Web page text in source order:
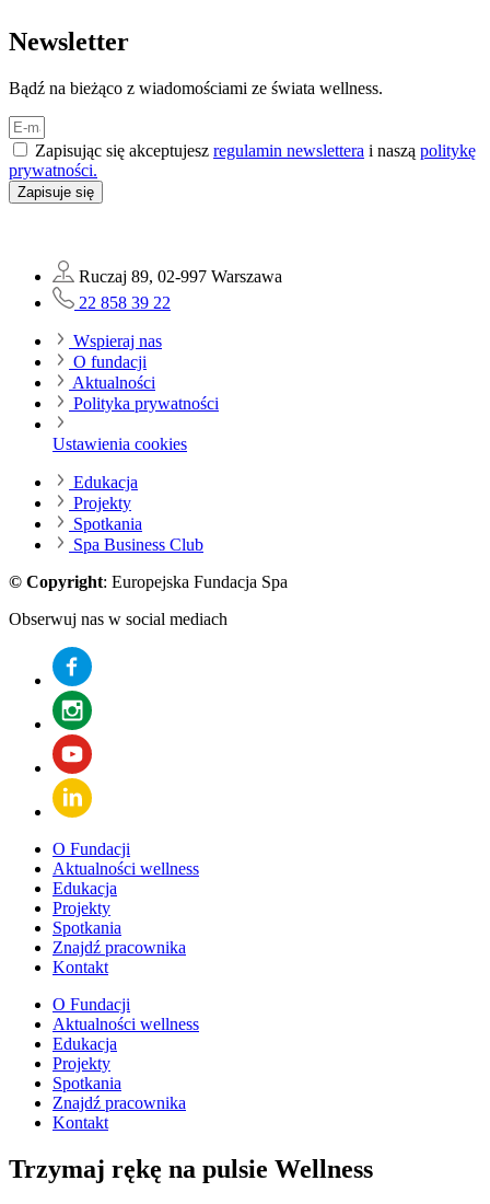
Newsletter
Bądź na bieżąco z wiadomościami ze świata wellness.
Zapisując się akceptujesz regulamin newslettera i naszą politykę
prywatności.
Zapisuje się
Ruczaj 89, 02-997 Warszawa
22 858 39 22
Wspieraj nas
O fundacji
Aktualności
Polityka prywatności
Ustawienia cookies
Edukacja
Projekty
Spotkania
Spa Business Club
©️ Copyright: Europejska Fundacja Spa
Obserwuj nas w social mediach
O Fundacji
Aktualności wellness
Edukacja
Projekty
Spotkania
Znajdź pracownika
Kontakt
O Fundacji
Aktualności wellness
Edukacja
Projekty
Spotkania
Znajdź pracownika
Kontakt
Trzymaj rękę na pulsie Wellness